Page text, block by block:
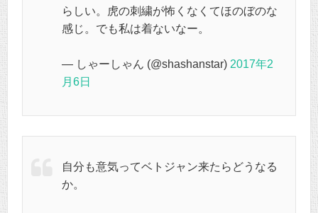
らしい。虎の刺繍が怖くなくてほのぼのな
感じ。でも私は着ないなー。
— しゃーしゃん (@shashanstar) 2017年2
月6日
自分も意気ってベトジャン来たらどうなる
か。